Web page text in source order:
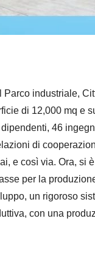
industriale,
di 12,000 mq e
46
di
e così via. Ora, si
per la
un rigoroso
con una